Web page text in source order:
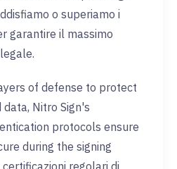
o superiamo i
garantire il massimo
of defense to protect
Nitro Sign's
protocols ensure
during the signing